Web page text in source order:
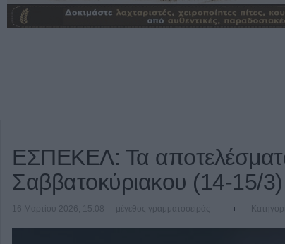
ΕΣΠΕΚΕΛ: Τα
Σαββατοκύριακου (14-15/3)
16 Μαρτίου 2026, 15:08 μέγεθος γραμματοσειράς